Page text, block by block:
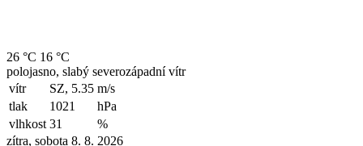
26 °C 16 °C
polojasno, slabý severozápadní vítr
vítr
SZ, 5.35 m/s
tlak
1021
hPa
vlhkost 31
%
zítra, sobota 8. 8. 2026